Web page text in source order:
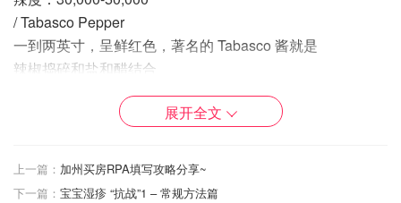
/ Tabasco Pepper
一到两英寸，呈鲜红色，著名的 Tabasco 酱就是
辣椒捣碎和盐和醋结合
辣度：30,000-60,000
适合：脆皮鸡肉三明治、猪里脊肉沙拉
斯瓦希里语表示鸟眼辣椒，反正狠辣
辣度：150,000-350,000
展开全文
上一篇： 加州买房RPA填写攻略分享~
下一篇： 宝宝湿疹 “抗战”1 – 常规方法篇